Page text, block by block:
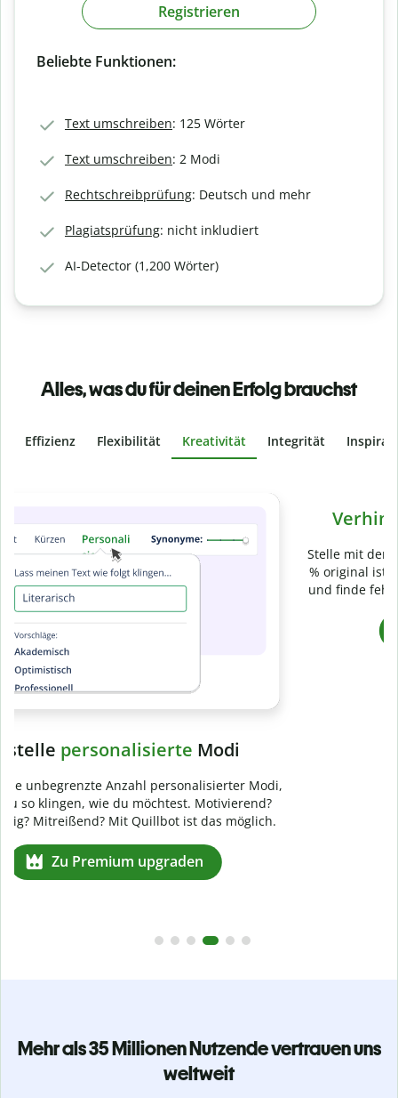
Registrieren
Beliebte Funktionen:
Text umschreiben: 125 Wörter
Text umschreiben: 2 Modi
Rechtschreibprüfung: Deutsch und mehr
Plagiatsprüfung: nicht inkludiert
AI-Detector (1,200 Wörter)
Alles, was du für deinen Erfolg brauchst
Effizienz Flexibilität Kreativität Integrität
Verhindereversehentliches Plagiat
Stelle mit der Plagiatsprüfung sicher, dass dein Text zu 100
% original ist. Analysiere deine Arbeit in Sekundenschnelle
und finde fehlende Quellenangaben in über 100 Sprachen.
Zu Premium upgraden
Mehr als 35 Millionen Nutzende vertrauen uns
weltweit